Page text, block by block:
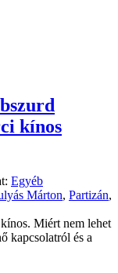
kínos
Egyéb
Márton, Partizán,
Miért nem lehet
kapcsolatról és a